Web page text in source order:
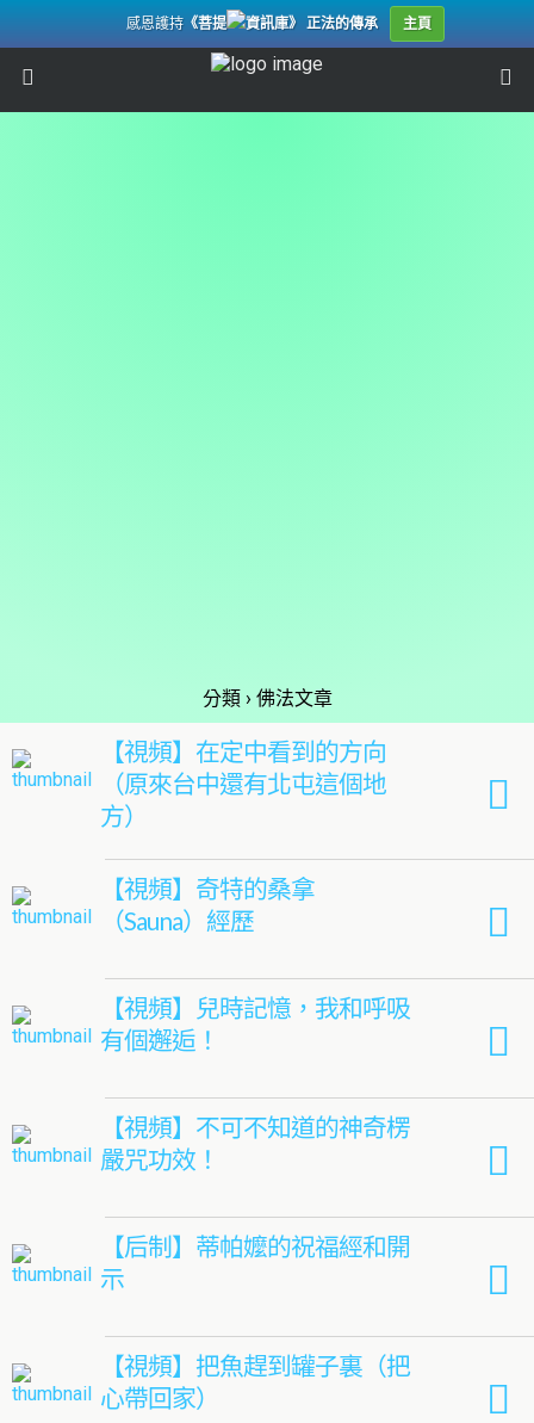
分類 › 佛法文章
【視頻】在定中看到的方向
（原來台中還有北屯這個地
方）
【視頻】奇特的桑拿
（Sauna）經歷
【視頻】兒時記憶，我和呼吸
有個邂逅！
【視頻】不可不知道的神奇楞
嚴咒功效！
【后制】蒂帕嬤的祝福經和開
示
【視頻】把魚趕到罐子裏（把
心帶回家）
感恩護持《菩提 資訊庫》 正法的傳承 主頁